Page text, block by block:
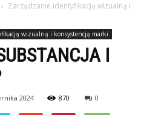
Zarządzanie identyfikacją wizualną i
wizualną i konsystencją marki
I
2024 870 0